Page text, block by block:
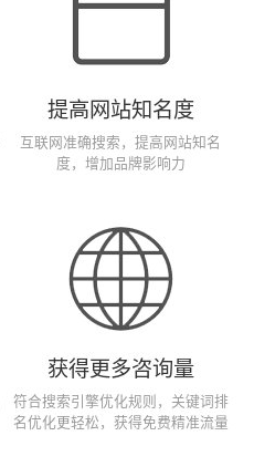
提高网站知名度
互联网准确搜索，提高网站知名
度，增加品牌影响力
获得更多咨询量
符合搜索引擎优化规则，关键词排
名优化更轻松，获得免费精准流量